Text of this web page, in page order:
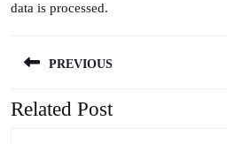
data is processed.
de
l’article
PREVIOUS
Previous
Related Post